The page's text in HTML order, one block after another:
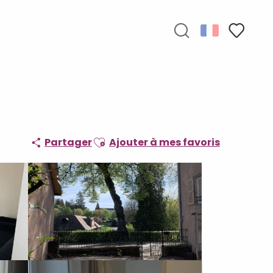
PartagerAjouter aux favoris
Ajouter à mes favoris